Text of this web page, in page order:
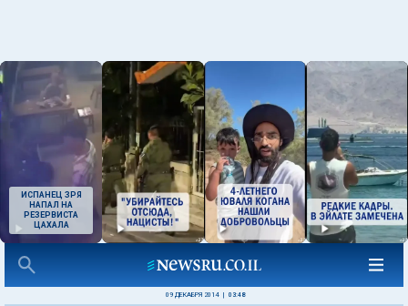
ИСПАНЕЦ ЗРЯ
НАПАЛ НА
РЕЗЕРВИСТА
ЦАХАЛА
09 ДЕКАБРЯ 2014 03:48